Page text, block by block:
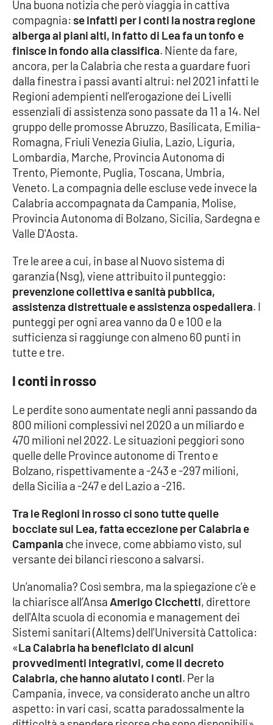
Sanità
Società
Sport
RUBRICHE
Good Morning Vietnam
Parchi Marini Calabria
Leggendo Alvaro insieme
Le perfidie di Antonella Grippo
Venti di comunicazione
STREAMING
LaC TV
LaC Network
LaC OnAir
Catanzaro
Crotone
Vibo Valentia
Reggio Calabria
Cosenza
Lamezia Terme
Una buona notizia che però viaggia in cattiva
compagnia:se infatti per i conti la nostra regione
alberga ai piani alti, in fatto di Lea fa un tonfo e
finisce in fondo alla classifica. Niente da fare,
ancora, per la Calabria che resta a guardare fuori
dalla finestra i passi avanti altrui: nel 2021 infatti le
Regioni adempienti nell’erogazione dei Livelli
essenziali di assistenza sono passate da 11 a 14. Nel
gruppo delle promosse Abruzzo, Basilicata, Emilia-
Romagna, Friuli Venezia Giulia, Lazio, Liguria,
Lombardia, Marche, Provincia Autonoma di
Trento, Piemonte, Puglia, Toscana, Umbria,
Veneto. La compagnia delle escluse vede invece la
Calabria accompagnata da Campania, Molise,
Provincia Autonoma di Bolzano, Sicilia, Sardegna e
Valle D'Aosta.
Tre le aree a cui, in base al Nuovo sistema di
garanzia (Nsg), viene attribuito il punteggio:
prevenzione collettiva e sanità pubblica,
assistenza distrettuale e assistenza ospedaliera. I
punteggi per ogni area vanno da 0 e 100 e la
sufficienza si raggiunge con almeno 60 punti in
tutte e tre.
I conti in rosso
Le perdite sono aumentate negli anni passando da
800 milioni complessivi nel 2020 a un miliardo e
470 milioni nel 2022. Le situazioni peggiori sono
quelle delle Province autonome di Trento e
Bolzano, rispettivamente a -243 e -297 milioni,
della Sicilia a -247 e del Lazio a -216.
Tra le Regioni in rosso ci sono tutte quelle
bocciate sui Lea, fatta eccezione per Calabria e
Campania che invece, come abbiamo visto, sul
versante dei bilanci riescono a salvarsi.
Un’anomalia? Così sembra, ma la spiegazione c’è e
la chiarisce all’Ansa Amerigo Cicchetti, direttore
dell'Alta scuola di economia e management dei
Sistemi sanitari (Altems) dell'Università Cattolica:
«La Calabria ha beneficiato di alcuni
provvedimenti integrativi, come il decreto
Calabria, che hanno aiutato i conti. Per la
Campania, invece, va considerato anche un altro
aspetto: in vari casi, scatta paradossalmente la